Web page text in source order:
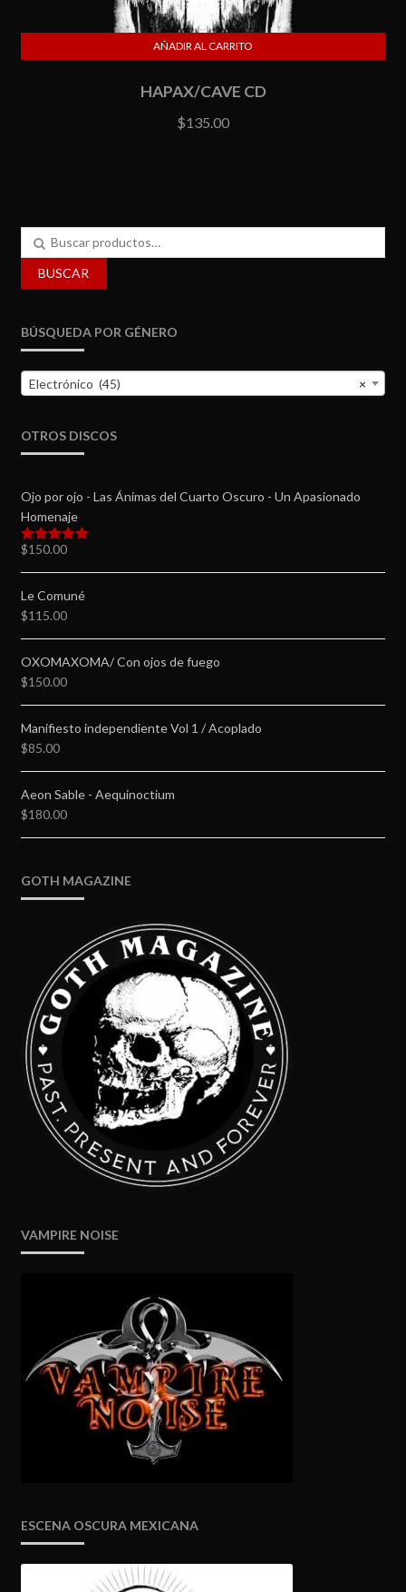
HAPAX/CAVE CD
$135.00
AÑADIR AL CARRITO
Buscar
por:
BUSCAR
BÚSQUEDA POR GÉNERO
×
Electrónico (45)
OTROS DISCOS
Ojo por ojo - Las Ánimas del Cuarto Oscuro - Un Apasionado
Homenaje
Valorado en
$150.00
Le Comuné
$115.00
OXOMAXOMA/ Con ojos de fuego
$150.00
Manifiesto independiente Vol 1 / Acoplado
$85.00
Aeon Sable - Aequinoctium
$180.00
GOTH MAGAZINE
VAMPIRE NOISE
ESCENA OSCURA MEXICANA